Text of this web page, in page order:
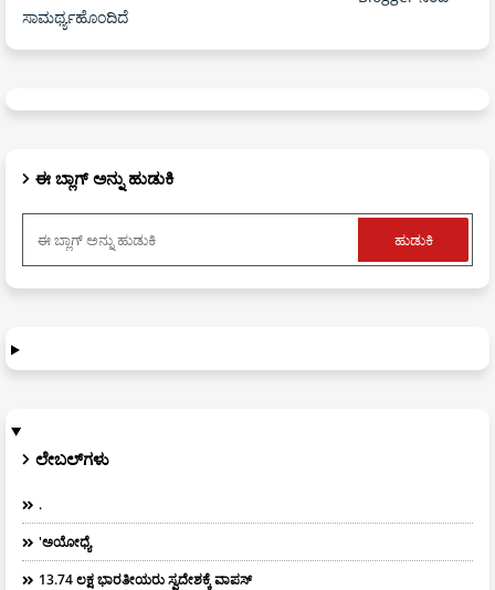
ಸಾಮರ್ಥ್ಯಹೊಂದಿದೆ
ಈ ಬ್ಲಾಗ್ ಅನ್ನು ಹುಡುಕಿ
ಲೇಬಲ್‌ಗಳು
.
'ಅಯೋಧ್ಯೆ
13.74 ಲಕ್ಷ ಭಾರತೀಯರು ಸ್ವದೇಶಕ್ಕೆ ವಾಪಸ್